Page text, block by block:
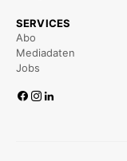
SERVICES
Abo
Mediadaten
Jobs